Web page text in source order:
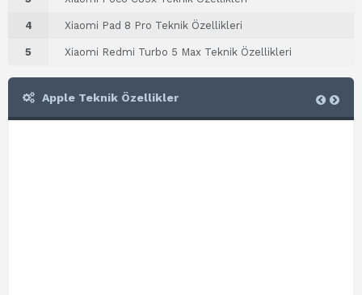
4 Xiaomi Pad 8 Pro Teknik Özellikleri
5 Xiaomi Redmi Turbo 5 Max Teknik Özellikleri
Apple Teknik Özellikler